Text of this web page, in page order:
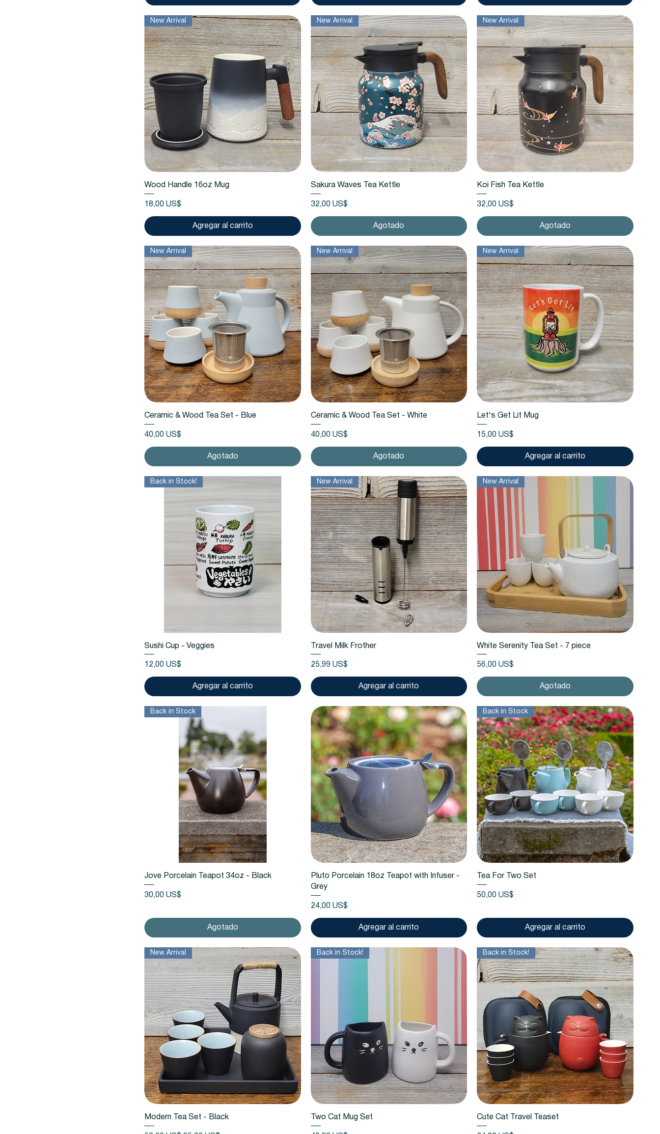
Vista rápida
New Arrival
Wood Handle 16oz Mug
Precio
18,00 US$
Agregar al carrito
Vista rápida
New Arrival
Sakura Waves Tea Kettle
Precio
32,00 US$
Agotado
Vista rápida
New Arrival
Koi Fish Tea Kettle
Precio
32,00 US$
Agotado
Vista rápida
New Arrival
Ceramic & Wood Tea Set - Blue
Precio
40,00 US$
Agotado
Vista rápida
New Arrival
Ceramic & Wood Tea Set - White
Precio
40,00 US$
Agotado
Vista rápida
New Arrival
Let's Get Lit Mug
Precio
15,00 US$
Agregar al carrito
Vista rápida
Back in Stock!
Sushi Cup - Veggies
Precio
12,00 US$
Agregar al carrito
Vista rápida
New Arrival
Travel Milk Frother
Precio
25,99 US$
Agregar al carrito
Vista rápida
New Arrival
White Serenity Tea Set - 7 piece
Precio
56,00 US$
Agotado
Vista rápida
Back in Stock
Jove Porcelain Teapot 34oz - Black
Precio
30,00 US$
Agotado
Vista rápida
Pluto Porcelain 18oz Teapot with Infuser -
Grey
Precio
24,00 US$
Agregar al carrito
Vista rápida
Back in Stock
Tea For Two Set
Precio
50,00 US$
Agregar al carrito
Vista rápida
New Arrival
Modern Tea Set - Black Vista rápida
Back in Stock!
Two Cat Mug Set Vista rápida
Back in Stock!
Cute Cat Travel Teaset